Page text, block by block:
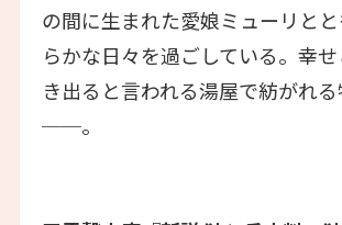
の間に生まれた愛娘ミューリと
らかな日々を過ごしている。幸
き出ると言われる湯屋で紡がれ
──。